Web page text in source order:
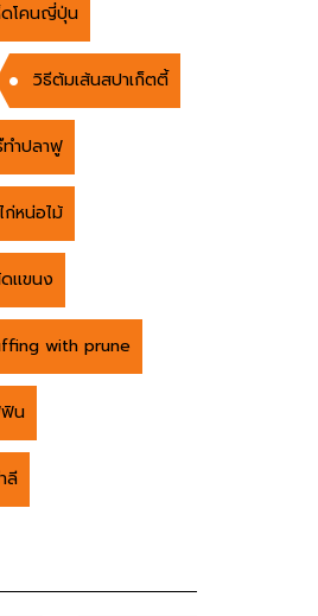
ดโคนญี่ปุ่น
วิธีต้มเส้นสปาเก็ตตี้
ำปลาฟู
ก่หน่อไม้
เเขนง
with prune
น
ลี